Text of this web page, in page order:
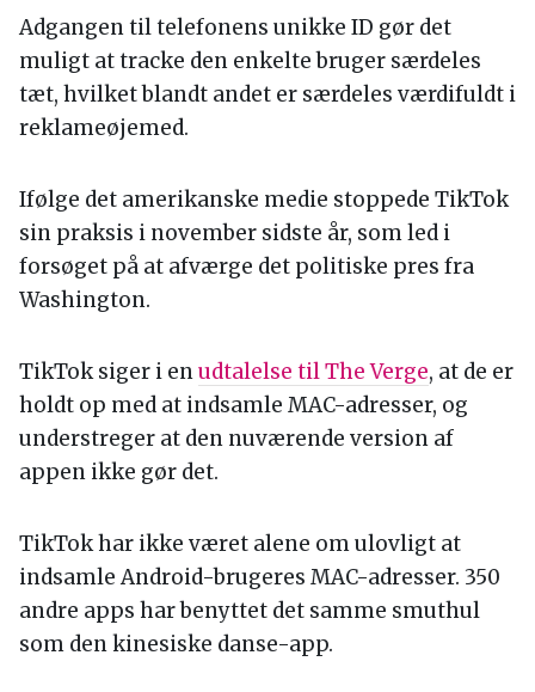
Adgangen til telefonens unikke ID gør det
muligt at tracke den enkelte bruger særdeles
tæt, hvilket blandt andet er særdeles værdifuldt i
reklameøjemed.
Ifølge det amerikanske medie stoppede TikTok
sin praksis i november sidste år, som led i
forsøget på at afværge det politiske pres fra
Washington.
TikTok siger i enudtalelse til The Verge, at de er
holdt op med at indsamle MAC-adresser, og
understreger at den nuværende version af
appen ikke gør det.
TikTok har ikke været alene om ulovligt at
indsamle Android-brugeres MAC-adresser. 350
andre apps har benyttet det samme smuthul
som den kinesiske danse-app.